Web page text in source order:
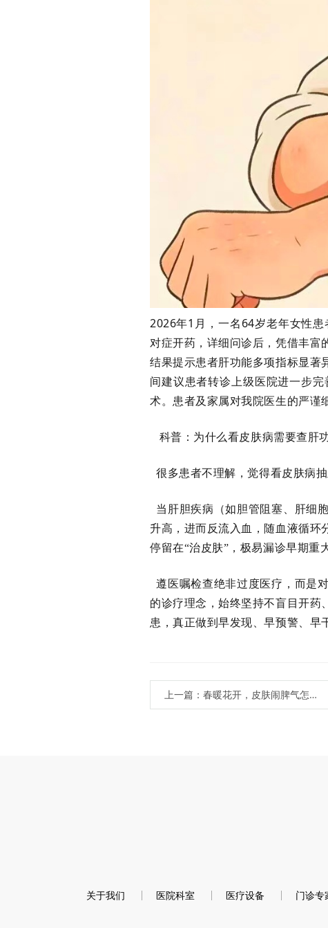
2026年1 月，一名 64岁老年女性患
对症开药，详细问诊后，凭借丰富
结果提示患者肝功能多项指标显著
间建议患者转诊上级医院进一步
术。患者及家属对我院医生的严谨
科普：为什么看皮肤病需要查肝
很多患者不理解，觉得看皮肤病
当肝胆疾病（如胆管阻塞、肝细
升高，进而反流入血，随血液循环
停留在“治皮肤”，极易漏诊早期重
遵医嘱检查绝非过度医疗，而是
的诊疗理念，始终坚持不盲目开药
患，真正做到早发现、早预警、早
上一篇：春暖花开，皮肤闹脾气怎么办
关于我们 医院科室 医疗设备 门诊专